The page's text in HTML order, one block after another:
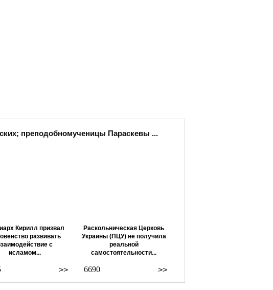
преподобномученицы Параскевы ...
Кирилл призвал
развивать
с
исламом...
>>
Раскольническая Церковь
Украины (ПЦУ) не получила
реальной
самостоятельности...
>>
6690